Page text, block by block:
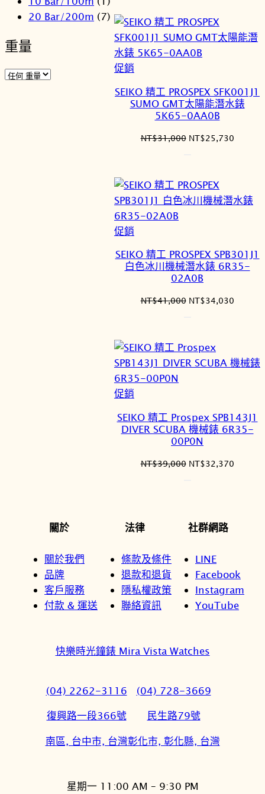
20 Bar/200m (7)
重量
NT$39,000。
促銷
商
SEIKO 精工 PROSPEX SFK001J1
SUMO GMT太陽能潛水錶
5K65-0AA0B
NT$31,000 原
NT$31,000。
NT$25,730目
促銷
商
SEIKO 精工 PROSPEX SPB301J1
白色冰川機械潛水錶 6R35-
02A0B
NT$41,000 原
NT$41,000。
NT$34,030目
促銷
商
SEIKO 精工 Prospex SPB143J1
DIVER SCUBA 機械錶 6R35-
00P0N
NT$39,000 原
NT$32,370目
關於
關於我們
品牌
客戶服務
付款 & 運送
法律
條款及條件
退款和退貨
隱私權政策
聯絡資訊
社群網路
LINE
Facebook
Instagram
YouTube
快樂時光鐘錶 Mira Vista Watches
(04) 2262-3116
復興路一段366號
南區, 台中市, 台灣
(04) 728-3669
民生路79號
彰化市, 彰化縣, 台灣
星期一 11:00 AM – 9:30 PM